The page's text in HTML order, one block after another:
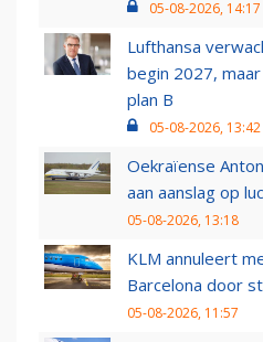
05-08-2026, 14:17
Lufthansa
begin 2027,
plan B
05-08-2026, 13:42
Oekraïense
aan aanslag op
05-08-2026, 13:18
KLM annuleert
Barcelona door
05-08-2026, 11:57